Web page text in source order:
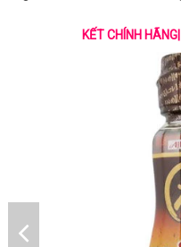
KẾT CHÍNH HÃNG|